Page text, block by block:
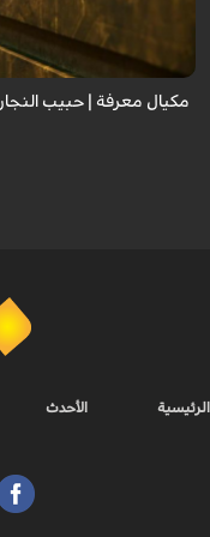
مكيال معرفة | حبيب
الرئيسية الأحدث